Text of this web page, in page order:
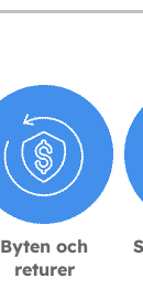
Byten och
returer